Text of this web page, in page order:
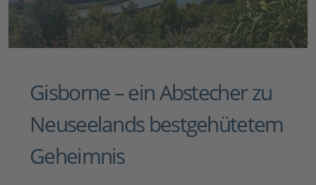
Gisborne – ein Abstecher zu
Neuseelands bestgehütetem
Geheimnis